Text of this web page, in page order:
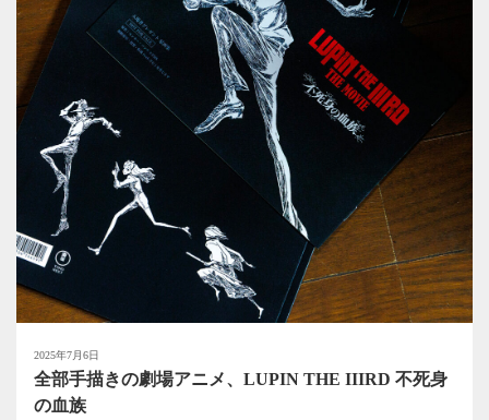
2025年7月6日
全部手描きの劇場アニメ、LUPIN THE IIIRD 不死身
の血族